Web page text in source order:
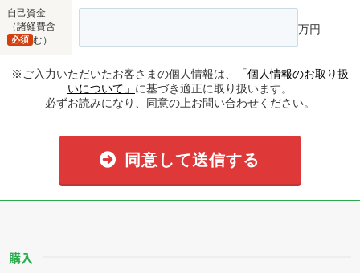
自己資金
（諸経費含
む）
必須
万円
※ご入力いただいたお客さまの個人情報は、
「個人情報のお取り扱
いについて」 に基づき適正に取り扱います。
必ずお読みになり、同意の上お問い合わせください。
同意して送信する
購入